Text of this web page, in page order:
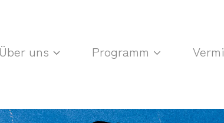
Über uns Programm